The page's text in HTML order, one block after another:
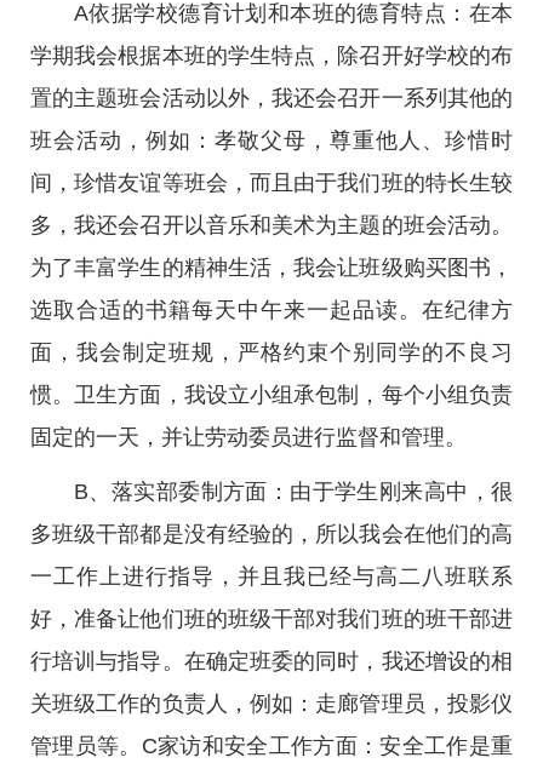
A依据学校德育计划和本班的德育特点：在本
学期我会根据本班的学生特点，除召开好学校的布
置的主题班会活动以外，我还会召开一系列其他的
班会活动，例如：孝敬父母，尊重他人、珍惜时
间，珍惜友谊等班会，而且由于我们班的特长生较
多，我还会召开以音乐和美术为主题的班会活动。
为了丰富学生的精神生活，我会让班级购买图书，
选取合适的书籍每天中午来一起品读。在纪律方
面，我会制定班规，严格约束个别同学的不良习
惯。卫生方面，我设立小组承包制，每个小组负责
固定的一天，并让劳动委员进行监督和管理。
B、落实部委制方面：由于学生刚来高中，很
多班级干部都是没有经验的，所以我会在他们的高
一工作上进行指导，并且我已经与高二八班联系
好，准备让他们班的班级干部对我们班的班干部进
行培训与指导。在确定班委的同时，我还增设的相
关班级工作的负责人，例如：走廊管理员，投影仪
管理员等。C家访和安全工作方面：安全工作是重